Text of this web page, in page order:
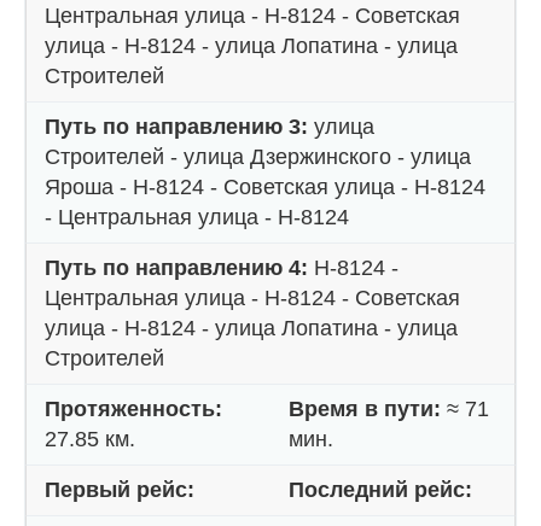
Центральная улица - Н-8124 - Советская
улица - Н-8124 - улица Лопатина - улица
Строителей
Путь по направлению 3: улица
Строителей - улица Дзержинского - улица
Яроша - Н-8124 - Советская улица - Н-8124
- Центральная улица - Н-8124
Путь по направлению 4: Н-8124 -
Центральная улица - Н-8124 - Советская
улица - Н-8124 - улица Лопатина - улица
Строителей
Протяженность:
27.85 км.
Время в пути: ≈ 71
мин.
Первый рейс: Последний рейс: